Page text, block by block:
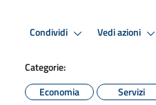
Condividi Vedi azioni
Categorie:
Economia
Servizi